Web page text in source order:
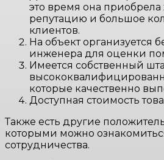
это время она
репутацию и большое
клиентов.
На объект организуется
инженера для оценки
Имеется собственный
которые качественно
Доступная стоимость
Также есть другие
которыми можно
сотрудничества.